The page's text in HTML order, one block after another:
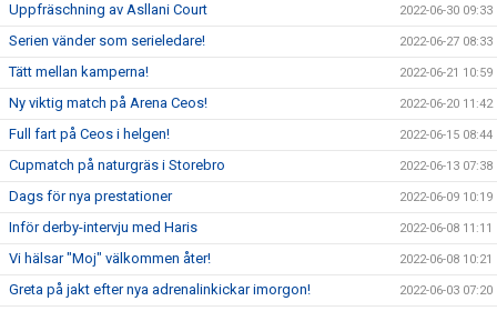
Uppfräschning av Asllani Court 2022-06-30 09:33
Serien vänder som serieledare! 2022-06-27 08:33
Tätt mellan kamperna! 2022-06-21 10:59
Ny viktig match på Arena Ceos! 2022-06-20 11:42
Full fart på Ceos i helgen! 2022-06-15 08:44
Cupmatch på naturgräs i Storebro 2022-06-13 07:38
Dags för nya prestationer 2022-06-09 10:19
Inför derby-intervju med Haris 2022-06-08 11:11
Vi hälsar "Moj" välkommen åter! 2022-06-08 10:21
Greta på jakt efter nya adrenalinkickar imorgon! 2022-06-03 07:20